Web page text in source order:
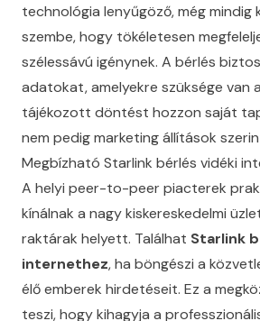
technológia lenyűgöző, még mindig
szembe, hogy tökéletesen
szélessávú igénynek. A bérlés
adatokat, amelyekre szüksége van
tájékozott döntést hozzon saját
nem pedig marketing állítások
Megbízható Starlink bérlés vidéki
A helyi peer-to-peer piacterek
kínálnak a nagy kiskereskedelmi
raktárak helyett. Találhat Starlink
internethez, ha böngészi a
élő emberek hirdetéseit. Ez a
teszi, hogy kihagyja a